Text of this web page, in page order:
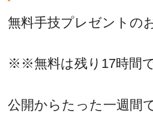
無料手技プレゼントの
※※無料は残り17時間
公開からたった一週間